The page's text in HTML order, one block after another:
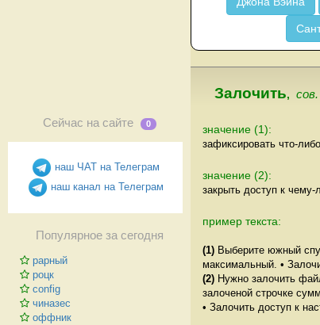
Сейчас на сайте 0
наш ЧАТ на Телеграм
наш канал на Телеграм
Популярное за сегодня
рарный
роцк
config
чиназес
оффник
Залочить,
значение (1):
зафиксировать что-
значение (2):
закрыть доступ к чему-
пример текста:
(1) Выберите южный
максимальный. •
(2) Нужно залочить
залоченой строчке
• Залочить доступ к